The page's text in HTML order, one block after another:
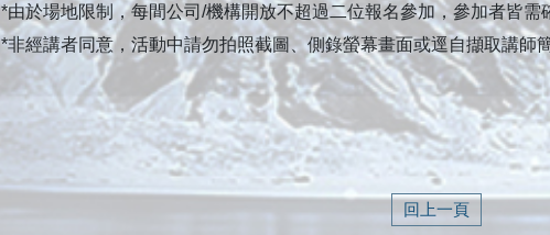
*由於場地限制，每間公司/機構開放不超過二位報名參加，參加者皆需
*非經講者同意，活動中請勿拍照截圖、側錄螢幕畫面或逕自擷取講師
回上一頁